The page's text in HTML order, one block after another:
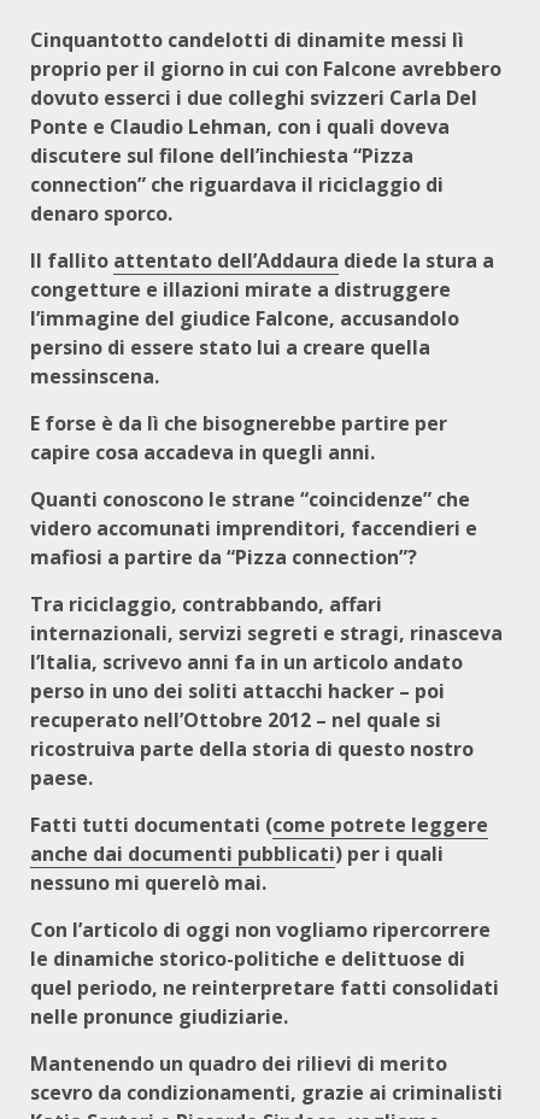
Cinquantotto candelotti di dinamite messi lì
proprio per il giorno in cui con Falcone avrebbero
dovuto esserci i due colleghi svizzeri Carla Del
Ponte e Claudio Lehman, con i quali doveva
discutere sul filone dell’inchiesta “Pizza
connection” che riguardava il riciclaggio di
denaro sporco.
Il fallito attentato dell’Addaura diede la stura a
congetture e illazioni mirate a distruggere
l’immagine del giudice Falcone, accusandolo
persino di essere stato lui a creare quella
messinscena.
E forse è da lì che bisognerebbe partire per
capire cosa accadeva in quegli anni.
Quanti conoscono le strane “coincidenze” che
videro accomunati imprenditori, faccendieri e
mafiosi a partire da “Pizza connection”?
Tra riciclaggio, contrabbando, affari
internazionali, servizi segreti e stragi, rinasceva
l’Italia, scrivevo anni fa in un articolo andato
perso in uno dei soliti attacchi hacker – poi
recuperato nell’Ottobre 2012 – nel quale si
ricostruiva parte della storia di questo nostro
paese.
Fatti tutti documentati (come potrete leggere
anche dai documenti pubblicati) per i quali
nessuno mi querelò mai.
Con l’articolo di oggi non vogliamo ripercorrere
le dinamiche storico-politiche e delittuose di
quel periodo, ne reinterpretare fatti consolidati
nelle pronunce giudiziarie.
Mantenendo un quadro dei rilievi di merito
scevro da condizionamenti, grazie ai criminalisti